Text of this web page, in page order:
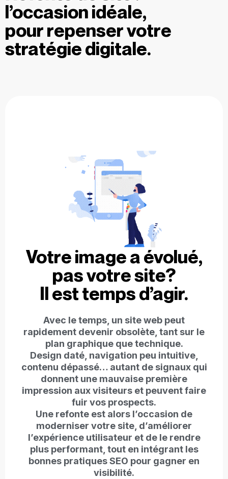
l’occasion idéale,
pour repenser votre
stratégie digitale.
Votre image a évolué,
pas votre site?
Il est temps d’agir.
Avec le temps, un site web peut
rapidement devenir obsolète, tant sur le
plan graphique que technique.
Design daté, navigation peu intuitive,
contenu dépassé… autant de signaux qui
donnent une mauvaise première
impression aux visiteurs et peuvent faire
fuir vos prospects.
Une refonte est alors l’occasion de
moderniser votre site, d’améliorer
l’expérience utilisateur et de le rendre
plus performant, tout en intégrant les
bonnes pratiques SEO pour gagner en
visibilité.